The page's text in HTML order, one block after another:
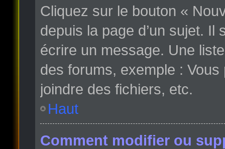
Cliquez sur le bouton «
depuis la page d’un sujet.
écrire un message. Une
des forums, exemple : Vous
joindre des fichiers, etc.
Haut
Comment modifier ou